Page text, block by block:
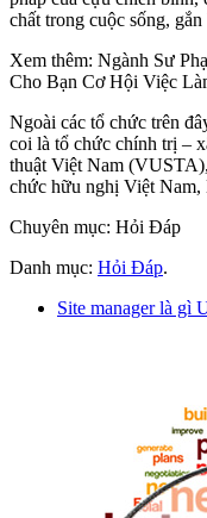
chất trong cuộc sống,
Xem thêm: Ngành Sư
Cho Bạn Cơ Hội Việc
Ngoài các tổ chức trên
coi là tổ chức chính trị –
thuật Việt Nam
chức hữu nghị Việt
Chuyên mục: Hỏi Đáp
Danh mục: Hỏi Đáp.
Site manager là gì